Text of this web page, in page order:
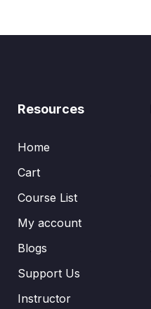
Resources
Home
Cart
Course List
My account
Blogs
Support Us
Instructor